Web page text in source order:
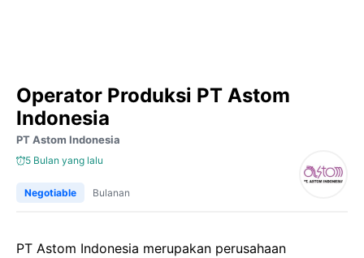
Operator Produksi PT Astom
Indonesia
PT Astom Indonesia
5 Bulan yang lalu
Negotiable Bulanan
PT Astom Indonesia merupakan perusahaan